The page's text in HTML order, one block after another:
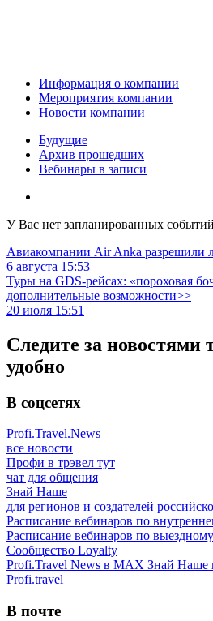
Информация о компании
Мероприятия компании
Новости компании
Будущие
Архив прошедших
Вебинары в записи
У Вас нет запланированных
Авиакомпании Air Anka разрешили
6 августа 15:53
Туры на GDS-рейсах: «пороховая
дополнительные возможности>>
20 июля 15:51
Следите за новостями
удобно
В соцсетях
Profi.Travel.News
все новости
Профи в трэвел тут
чат для общения
Знай Наше
для регионов и создателей
Расписание вебинаров по
Расписание вебинаров по
Сообщество Loyalty
Profi.Travel News в MAX Знай Наше
Profi.travel
В почте